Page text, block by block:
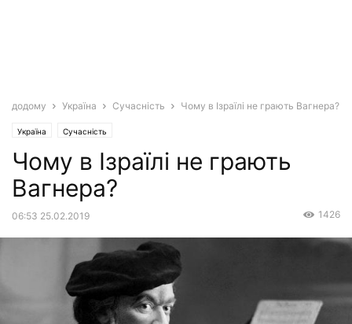
додому Україна Сучасність Чому в Ізраїлі не грають Вагнера?
Україна Сучасність
Чому в Ізраїлі не грають
Вагнера?
06:53 25.02.2019 1426